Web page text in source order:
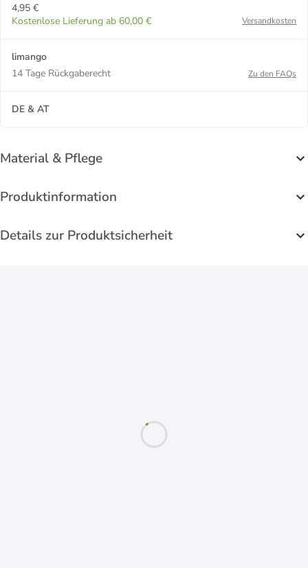
4,95 €
Kostenlose Lieferung ab 60,00 €
Versandkosten
limango
14 Tage Rückgaberecht
Zu den FAQs
DE & AT
Material & Pflege
Produktinformation
Details zur Produktsicherheit